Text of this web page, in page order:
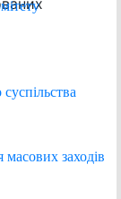
масових заходів